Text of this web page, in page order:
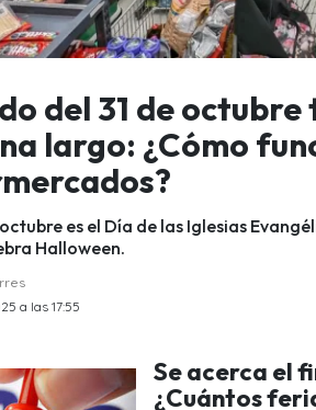
del 31 de
largo: ¿Cómo
octubre es el Día de las Iglesias
Halloween.
a las 17:55
Se acerca el
¿Cuántos